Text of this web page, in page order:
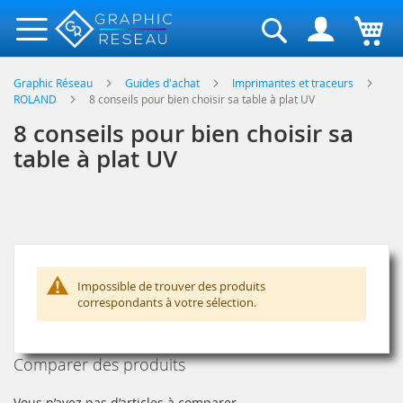
Rechercher
Graphic Réseau Guides d'achat
Imprimantes et traceurs
ROLAND
8 conseils pour bien choisir sa table à plat UV
8 conseils pour bien choisir sa
table à plat UV
Impossible de trouver des produits
correspondants à votre sélection.
Comparer des produits